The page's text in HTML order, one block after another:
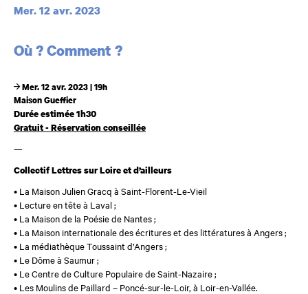
Dates et horaires
Mer. 12 avr. 2023
Où ? Comment ?
Mer. 12 avr. 2023 | 19h
Maison Gueffier
Durée estimée 1h30
Gratuit - Réservation conseillée
—
Collectif Lettres sur Loire et d’ailleurs
• La Maison Julien Gracq à Saint-Florent-Le-Vieil
• Lecture en tête à Laval ;
• La Maison de la Poésie de Nantes ;
• La Maison internationale des écritures et des littératures à Angers ;
• La médiathèque Toussaint d’Angers ;
• Le Dôme à Saumur ;
• Le Centre de Culture Populaire de Saint-Nazaire ;
• Les Moulins de Paillard – Poncé-sur-le-Loir, à Loir-en-Vallée.